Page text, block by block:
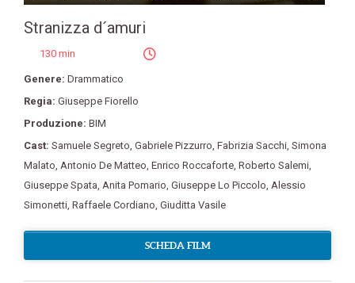
Stranizza d´amuri
130 min
Genere: Drammatico
Regia: Giuseppe Fiorello
Produzione: BIM
Cast: Samuele Segreto, Gabriele Pizzurro, Fabrizia Sacchi, Simona
Malato, Antonio De Matteo, Enrico Roccaforte, Roberto Salemi,
Giuseppe Spata, Anita Pomario, Giuseppe Lo Piccolo, Alessio
Simonetti, Raffaele Cordiano, Giuditta Vasile
SCHEDA FILM